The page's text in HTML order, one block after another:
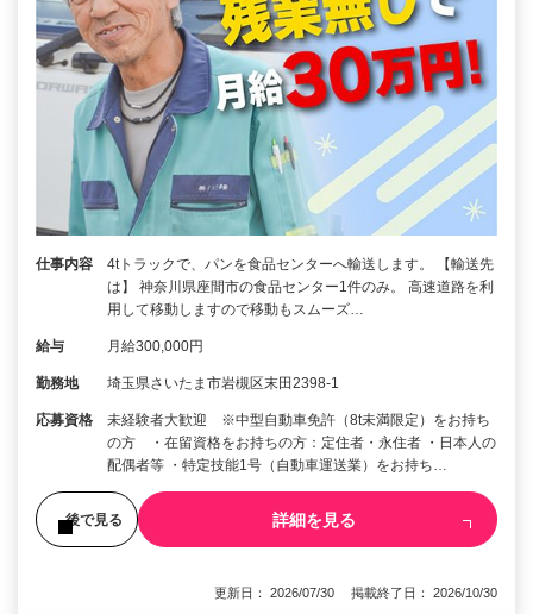
仕事内容
4tトラックで、パンを食品センターへ輸送します。 【輸送先
は】 神奈川県座間市の食品センター1件のみ。 高速道路を利
用して移動しますので移動もスムーズ…
給与 月給300,000円
勤務地 埼玉県さいたま市岩槻区末田2398-1
応募資格
未経験者大歓迎 ※中型自動車免許（8t未満限定）をお持ち
の方 ・在留資格をお持ちの方：定住者・永住者 ・日本人の
配偶者等 ・特定技能1号（自動車運送業）をお持ち…
後で見る 詳細を見る
更新日： 2026/07/30 掲載終了日： 2026/10/30